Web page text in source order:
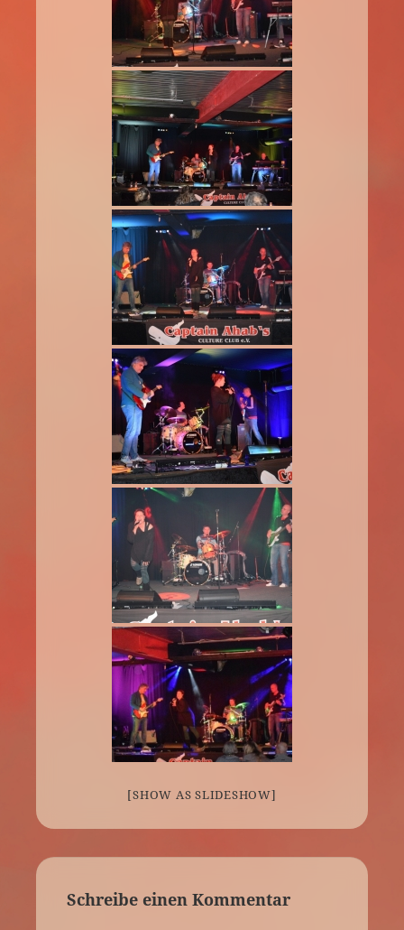
[SHOW AS SLIDESHOW]
Schreibe einen Kommentar